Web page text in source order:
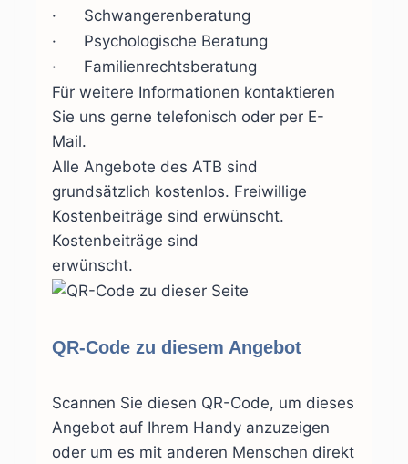
· Schwangerenberatung
· Psychologische Beratung
· Familienrechtsberatung
Für weitere Informationen kontaktieren
Sie uns gerne telefonisch oder per E-
Mail.
Alle Angebote des ATB sind
grundsätzlich kostenlos. Freiwillige
Kostenbeiträge sind erwünscht.
Kostenbeiträge sind
erwünscht.
QR-Code zu diesem Angebot
Scannen Sie diesen QR-Code, um dieses
Angebot auf Ihrem Handy anzuzeigen
oder um es mit anderen Menschen direkt